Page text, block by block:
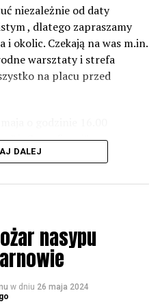
tych przekroczonych
no to nie możemy nic
normy – 61 i 56 decybeli –
niezależnie od daty
, dlatego zapraszamy
i okolic. Czekają na was m.in.
warsztaty i strefa
na placu przed
i „Specyficzni”.
DALEJ
nasypu
w dniu 26 maja 2024